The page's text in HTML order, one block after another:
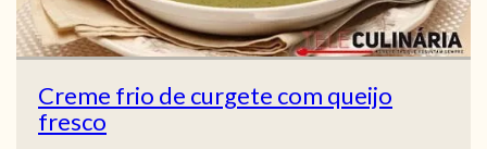
Creme frio de curgete com queijo
fresco